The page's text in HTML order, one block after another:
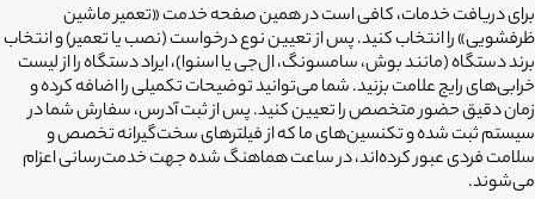
برای دریافت خدمات، کافی است در همین صفحه خدمت «تعمیر ماشین
ظرفشویی» را انتخاب کنید. پس از تعیین نوع درخواست (نصب یا تعمیر) و انتخاب
برند دستگاه (مانند بوش، سامسونگ، ال‌جی یا اسنوا)، ایراد دستگاه را از لیست
خرابی‌های رایج علامت بزنید. شما می‌توانید توضیحات تکمیلی را اضافه کرده و
زمان دقیق حضور متخصص را تعیین کنید. پس از ثبت آدرس، سفارش شما در
سیستم ثبت شده و تکنسین‌های ما که از فیلترهای سخت‌گیرانه تخصص و
سلامت فردی عبور کرده‌اند، در ساعت هماهنگ شده جهت خدمت‌رسانی اعزام
می‌شوند.